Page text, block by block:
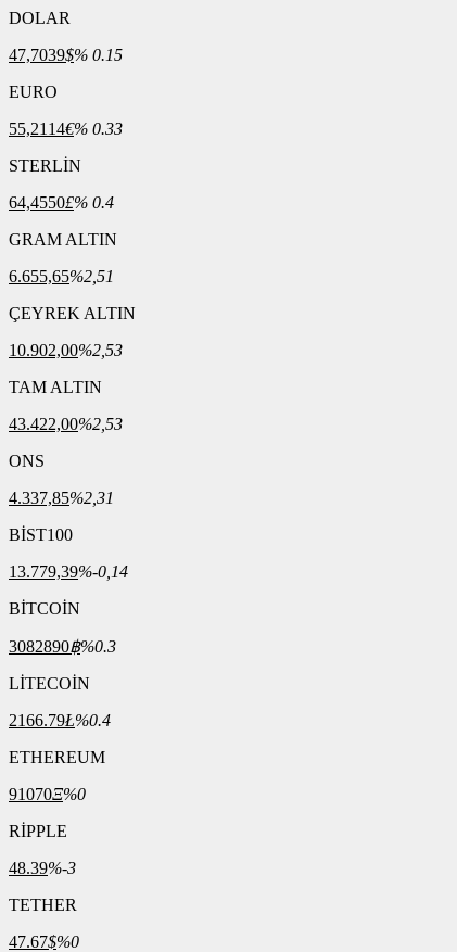
DOLAR
47,7039$% 0.15
EURO
55,2114€% 0.33
STERLİN
64,4550£% 0.4
GRAM ALTIN
6.655,65%2,51
ÇEYREK ALTIN
10.902,00%2,53
TAM ALTIN
43.422,00%2,53
ONS
4.337,85%2,31
BİST100
13.779,39%-0,14
BİTCOİN
3082890฿%0.3
LİTECOİN
2166.79Ł%0.4
ETHEREUM
91070Ξ%0
RİPPLE
48.39%-3
TETHER
47.67$%0